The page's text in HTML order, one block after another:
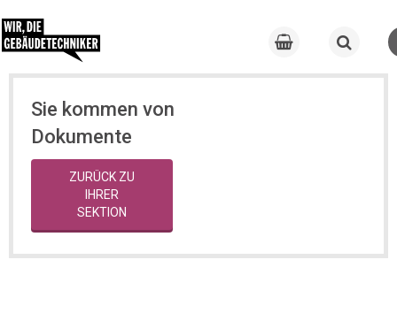
Sie kommen von
Dokumente
ZURÜCK ZU
IHRER
SEKTION